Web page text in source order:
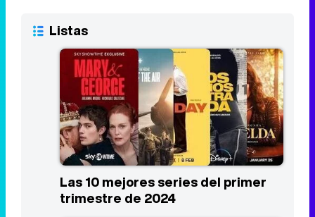
Listas
Las 10 mejores series del primer
trimestre de 2024